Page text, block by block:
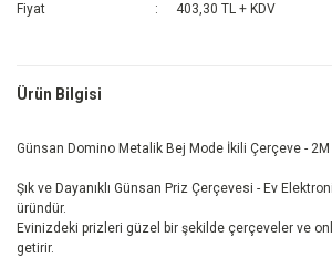
Fiyat
403,30 TL + KDV
Ürün Bilgisi
Günsan Domino Metalik Bej Mode İkili Çerçeve - 2M
Şık ve Dayanıklı Günsan Priz Çerçevesi - Ev
üründür.
Evinizdeki prizleri güzel bir şekilde çerçeveler ve
getirir.